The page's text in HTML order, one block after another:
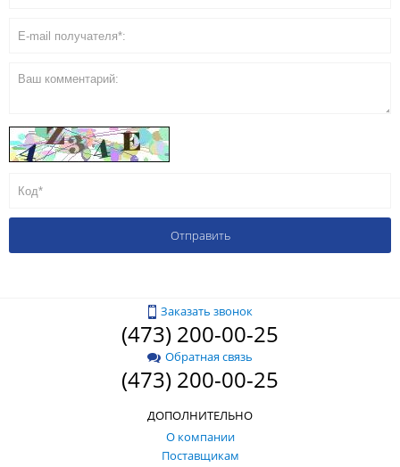
Заказать звонок
(473) 200-00-25
Обратная связь
(473) 200-00-25
ДОПОЛНИТЕЛЬНО
О компании
Поставщикам